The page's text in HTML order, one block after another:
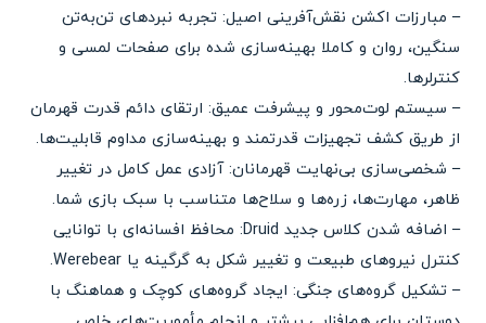
– مبارزات اکشن نقش‌آفرینی اصیل: تجربه نبردهای تن‌به‌تن
سنگین، روان و کاملا بهینه‌سازی شده برای صفحات لمسی و
کنترلرها.
– سیستم لوت‌محور و پیشرفت عمیق: ارتقای دائم قدرت قهرمان
از طریق کشف تجهیزات قدرتمند و بهینه‌سازی مداوم قابلیت‌ها.
– شخصی‌سازی بی‌نهایت قهرمانان: آزادی عمل کامل در تغییر
ظاهر، مهارت‌ها، زره‌ها و سلاح‌ها متناسب با سبک بازی شما.
– اضافه شدن کلاس جدید Druid: محافظ افسانه‌ای با توانایی
کنترل نیروهای طبیعت و تغییر شکل به گرگینه یا Werebear.
– تشکیل گروه‌های جنگی: ایجاد گروه‌های کوچک و هماهنگ با